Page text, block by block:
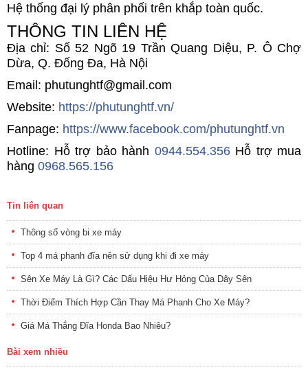
Hệ thống đại lý phân phối trên khắp toàn quốc.
THÔNG TIN LIÊN HỆ
Địa chỉ: Số 52 Ngõ 19 Trần Quang Diệu, P. Ô Chợ
Dừa, Q. Đống Đa, Hà Nội
Email: phutunghtf@gmail.com
Website: https://phutunghtf.vn/
Fanpage: https://www.facebook.com/phutunghtf.vn
Hotline: Hỗ trợ bảo hành 0944.554.356Hỗ trợ mua
hàng 0968.565.156
Tin liên quan
Thông số vòng bi xe máy
Top 4 má phanh đĩa nên sử dụng khi đi xe máy
Sên Xe Máy Là Gì? Các Dấu Hiệu Hư Hỏng Của Dây Sên
Thời Điểm Thích Hợp Cần Thay Má Phanh Cho Xe Máy?
Giá Má Thắng Đĩa Honda Bao Nhiêu?
Bài xem nhiều